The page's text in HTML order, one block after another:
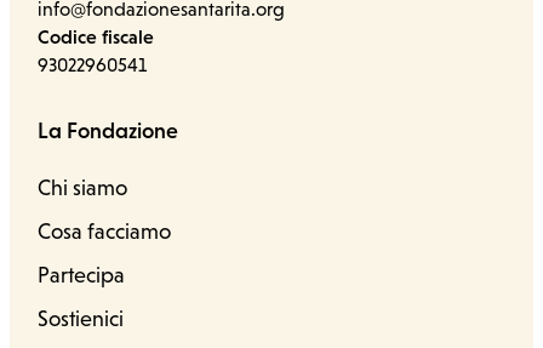
info@fondazionesantarita.org
Codice fiscale
93022960541
La Fondazione
Chi siamo
Cosa facciamo
Partecipa
Sostienici